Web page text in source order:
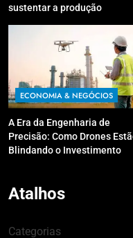
sustentar a produção
ECONOMIA & NEGÓCIOS
A Era da Engenharia de
Precisão: Como Drones
Blindando o Investimento
Atalhos
Categorias